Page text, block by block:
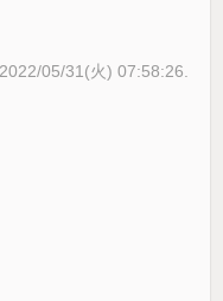
2022/05/31(火) 07:58:26.